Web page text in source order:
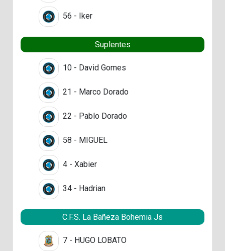
56 - Iker
Suplentes
10 - David Gomes
21 - Marco Dorado
22 - Pablo Dorado
58 - MIGUEL
4 - Xabier
34 - Hadrian
C.F.S. La Bañeza Bohemia Js
7 - HUGO LOBATO